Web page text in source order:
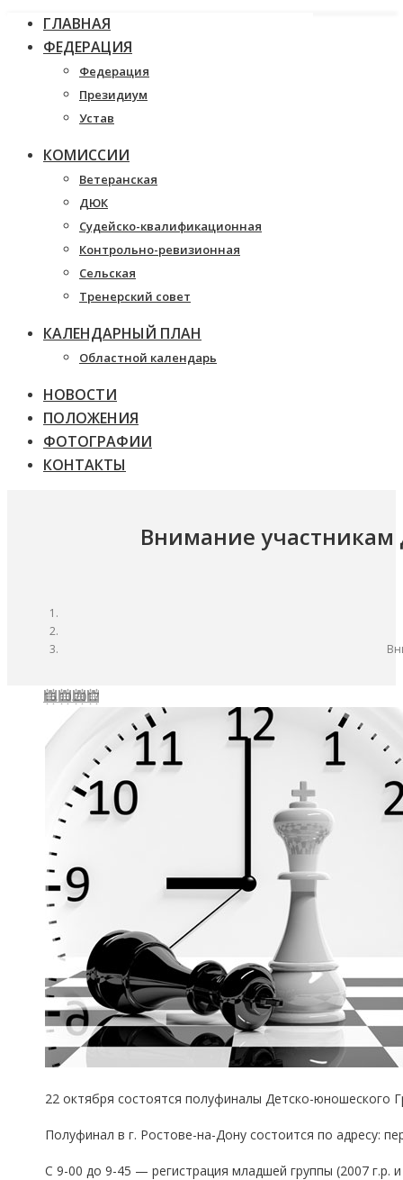
ГЛАВНАЯ
ФЕДЕРАЦИЯ
Федерация
Президиум
Устав
КОМИССИИ
Ветеранская
ДЮК
Судейско-квалификационная
Контрольно-ревизионная
Сельская
Тренерский совет
КАЛЕНДАРНЫЙ ПЛАН
Областной календарь
НОВОСТИ
ПОЛОЖЕНИЯ
ФОТОГРАФИИ
КОНТАКТЫ
Внимание участникам
16.10.2017
22 октября состоятся полуфиналы Детско-юношеского
Полуфинал в г. Ростове-на-Дону состоится по адресу:
С 9-00 до 9-45 — регистрация младшей группы (2007 г.р.